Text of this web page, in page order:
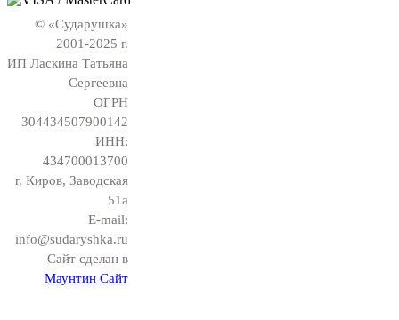
© «Сударушка»
2001-2025 г.
ИП Ласкина Татьяна
Сергеевна
ОГРН
304434507900142
ИНН:
434700013700
г. Киров, Заводская
51а
E-mail:
info@sudaryshka.ru
Сайт сделан в
Маунтин Сайт